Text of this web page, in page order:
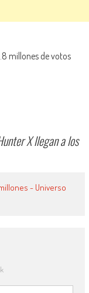
millones de votos
X llegan a los
- Universo